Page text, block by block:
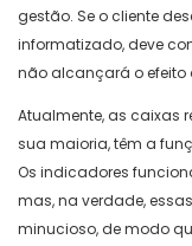
gestão. Se o cliente
informatizado, deve
não alcançará o efeito
Atualmente, as caixas
sua maioria, têm a
Os indicadores
mas, na verdade,
minucioso, de modo